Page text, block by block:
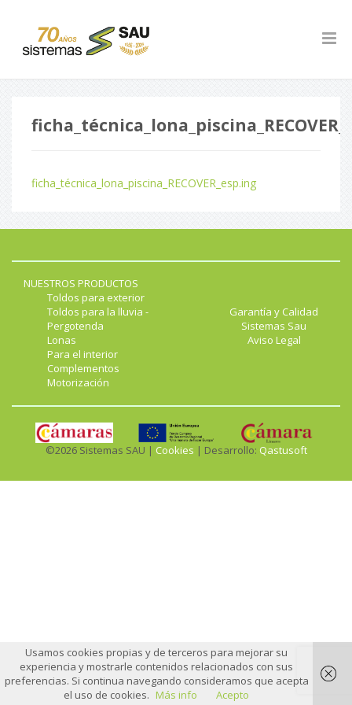
ficha_técnica_lona_piscina_RECOVER_esp.ing
NUESTROS PRODUCTOS
Toldos para exterior
Toldos para la lluvia -
Pergotenda
Lonas
Para el interior
Complementos
Motorización
Garantía y Calidad
Sistemas Sau
Aviso Legal
©2026 Sistemas SAU | Cookies | Desarrollo: Qastusoft
Usamos cookies propias y de terceros para mejorar su
experiencia y mostrarle contenidos relacionados con sus
preferencias. Si continua navegando consideramos que acepta
el uso de cookies. Más info Acepto